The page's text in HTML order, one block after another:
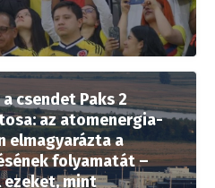
csendet Paks 2
az atomenergia-
elmagyarázta a
folyamatát –
ezeket, mint